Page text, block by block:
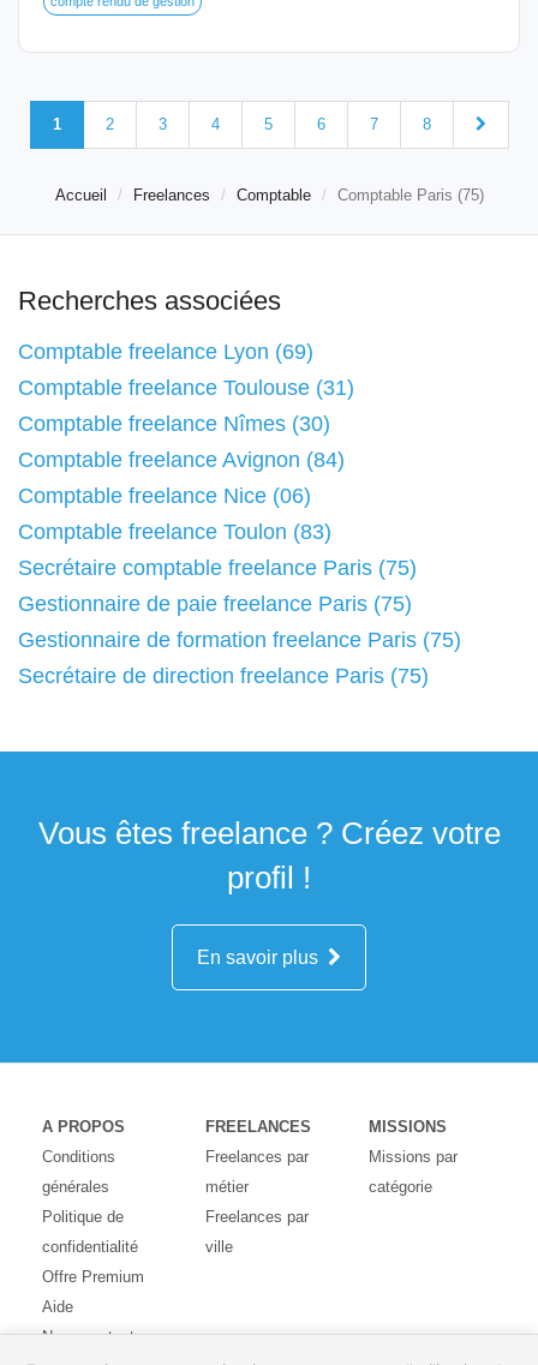
1 2 3 4 5 6 7 8
Accueil Freelances Comptable Comptable Paris (75)
Recherches associées
Comptable freelance Lyon (69)
Comptable freelance Toulouse (31)
Comptable freelance Nîmes (30)
Comptable freelance Avignon (84)
Comptable freelance Nice (06)
Comptable freelance Toulon (83)
Secrétaire comptable freelance Paris (75)
Gestionnaire de paie freelance Paris (75)
Gestionnaire de formation freelance Paris (75)
Secrétaire de direction freelance Paris (75)
Vous êtes freelance ? Créez votre
profil !
En savoir plus
A PROPOS
Conditions
générales
Politique de
confidentialité
Offre Premium
Aide
Nous contacter
FREELANCES
Freelances par
métier
Freelances par
ville
MISSIONS
Missions par
catégorie